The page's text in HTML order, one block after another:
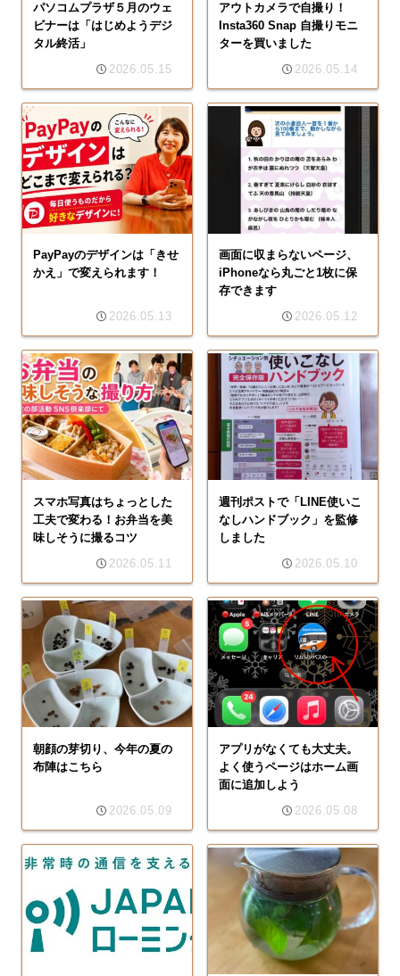
パソコムプラザ５月のウェ
ビナーは「はじめようデジ
タル終活」
2026.05.15
アウトカメラで自撮り！
Insta360 Snap 自撮りモニ
ターを買いました
2026.05.14
PayPayのデザインは「きせ
かえ」で変えられます！
2026.05.13
画面に収まらないページ、
iPhoneなら丸ごと1枚に保
存できます
2026.05.12
スマホ写真はちょっとした
工夫で変わる！お弁当を美
味しそうに撮るコツ
2026.05.11
週刊ポストで「LINE使いこ
なしハンドブック」を監修
しました
2026.05.10
朝顔の芽切り、今年の夏の
布陣はこちら
2026.05.09
アプリがなくても大丈夫。
よく使うページはホーム画
面に追加しよう
2026.05.08